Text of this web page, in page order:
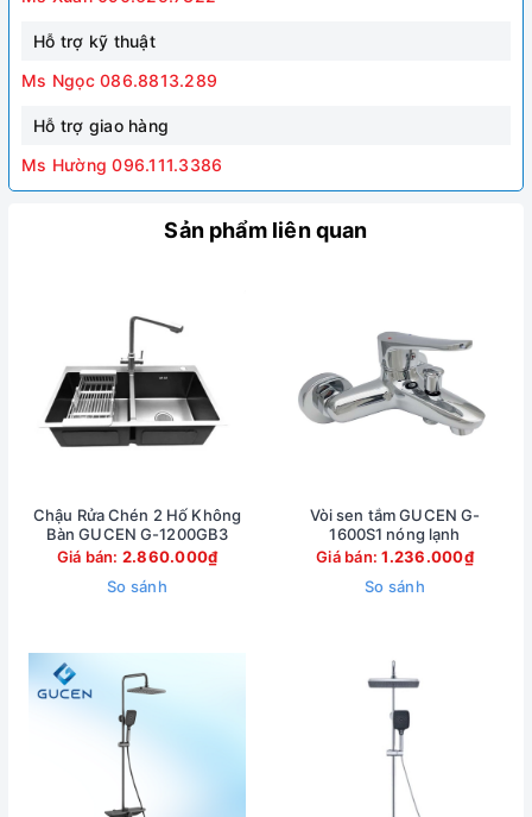
Hỗ trợ kỹ thuật
Ms Ngọc 086.8813.289
Hỗ trợ giao hàng
Ms Hường 096.111.3386
Sản phẩm liên quan
Chậu Rửa Chén 2 Hố Không
Bàn GUCEN G-1200GB3
Giá bán: 2.860.000₫
So sánh
Vòi sen tắm GUCEN G-
1600S1 nóng lạnh
Giá bán:1.236.000₫
So sánh